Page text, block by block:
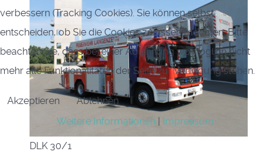
DLK 30/1
verbessern (Tracking Cookies). Sie können selbst
entscheiden, ob Sie die Cookies zulassen möchten. Bitte
beachten Sie, dass bei einer Ablehnung womöglich nicht
mehr alle Funktionalitäten der Seite zur Verfügung stehen.
Akzeptieren
Ablehnen
Weitere Informationen| Impressum